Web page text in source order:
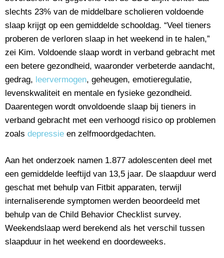
slechts 23% van de middelbare scholieren voldoende
slaap krijgt op een gemiddelde schooldag. “Veel tieners
proberen de verloren slaap in het weekend in te halen,”
zei Kim. Voldoende slaap wordt in verband gebracht met
een betere gezondheid, waaronder verbeterde aandacht,
gedrag, leervermogen, geheugen, emotieregulatie,
levenskwaliteit en mentale en fysieke gezondheid.
Daarentegen wordt onvoldoende slaap bij tieners in
verband gebracht met een verhoogd risico op problemen
zoals depressie en zelfmoordgedachten.
Aan het onderzoek namen 1.877 adolescenten deel met
een gemiddelde leeftijd van 13,5 jaar. De slaapduur werd
geschat met behulp van Fitbit apparaten, terwijl
internaliserende symptomen werden beoordeeld met
behulp van de Child Behavior Checklist survey.
Weekendslaap werd berekend als het verschil tussen
slaapduur in het weekend en doordeweeks.